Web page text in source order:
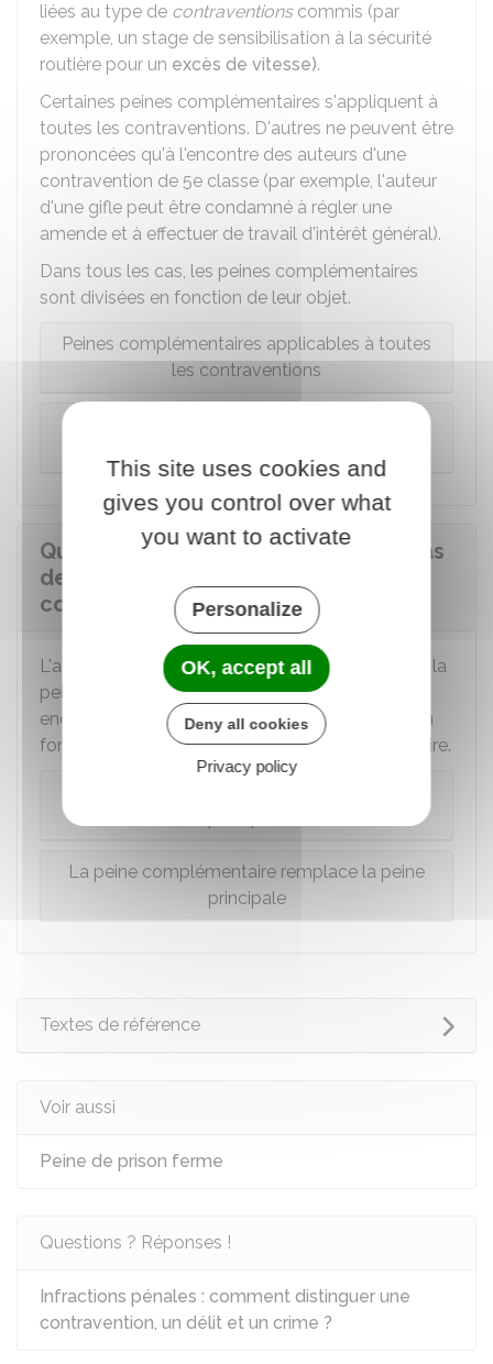
liées au type de contraventionscommis (par
exemple, un stage de sensibilisation à la sécurité
routière pour un excès de vitesse).
Certaines peines complémentaires s'appliquent à
toutes les contraventions. D'autres ne peuvent être
prononcées qu'à l'encontre des auteurs d'une
contravention de 5e classe (par exemple, l'auteur
d'une gifle peut être condamné à régler une
amende et à effectuer de travail d'intérêt général).
Dans tous les cas, les peines complémentaires
sont divisées en fonction de leur objet.
Peines complémentaires applicables à toutes
les contraventions
Quelles sanctions s'appliquent en cas
de non-respect d'une peine
complémentaire ?
L'auteur de la contravention qui ne respecte pas la
peine complémentaire prononcée contre lui
encourt de nouvelles sanctions. Elles diffèrent en
fonction du rôle que joue la peine complémentaire.
La peine complémentaire remplace la peine
principale
Textes de référence
Voir aussi
Peine de prison ferme
Questions ? Réponses !
Infractions pénales : comment distinguer une
contravention, un délit et un crime ?
This site uses cookies and
gives you control over what
you want to activate
Personalize
OK, accept all
Deny all cookies
Privacy policy